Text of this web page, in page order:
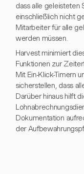
dass alle geleisteten
einschließlich nicht
Mitarbeiter für alle
werden müssen.
Harvest minimiert
Funktionen zur
Mit Ein-Klick-Timern
sicherstellen, dass
Darüber hinaus hilft
Dokumentation
der